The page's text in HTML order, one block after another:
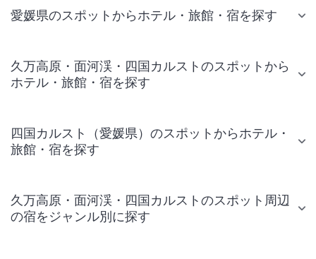
愛媛県のスポットからホテル・旅館・宿を探す
久万高原・面河渓・四国カルストのスポットから
ホテル・旅館・宿を探す
四国カルスト（愛媛県）のスポットからホテル・
旅館・宿を探す
久万高原・面河渓・四国カルストのスポット周辺
の宿をジャンル別に探す